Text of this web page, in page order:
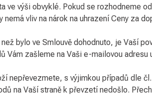
ve výši obvyklé. Pokud se rozhodneme
vliv na nárok na uhrazení Ceny za
bylo ve Smlouvě dohodnuto, je Vaší
Vám zašleme na Vaši e-mailovou adresu
nepřevezmete, s výjimkou případů dle
na Vaší straně k převzetí nedošlo.